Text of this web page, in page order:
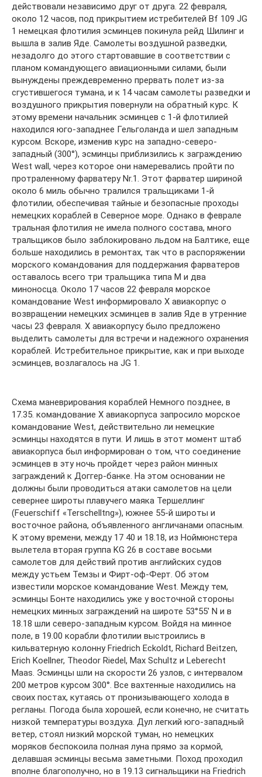
действовали независимо друг от друга. 22 февраля,
около 12 часов, под прикрытием истребителей Bf 109 JG
1 немецкая флотилия эсминцев покинула рейд Шилинг и
вышла в залив Яде. Самолеты воздушной разведки,
незадолго до этого стартовавшие в соответствии с
планом командующего авиационными силами, были
вынуждены преждевременно прервать полет из-за
сгустившегося тумана, и к 14 часам самолеты разведки и
воздушного прикрытия повернули на обратный курс. К
этому времени начальник эсминцев с 1-й флотилией
находился юго-западнее Гельголанда и шел западным
курсом. Вскоре, изменив курс на западно-северо-
западный (300°), эсминцы приблизились к заграждению
West wall, через которое они намеревались пройти по
протраленному фарватеру Nr.1. Этот фарватер шириной
около 6 миль обычно тралился тральщиками 1-й
флотилии, обеспечивая тайные и безопасные проходы
немецких кораблей в Северное море. Однако в феврале
тральная флотилия не имела полного состава, много
тральщиков было заблокировано льдом на Балтике, еще
больше находились в ремонтах, так что в распоряжении
морского командования для поддержания фарватеров
оставалось всего три тральщика типа М и два
миноносца. Около 17 часов 22 февраля морское
командование West информировало Х авиакорпус о
возвращении немецких эсминцев в залив Яде в утренние
часы 23 февраля. Х авиакорпусу было предложено
выделить самолеты для встречи и надежного охранения
кораблей. Истребительное прикрытие, как и при выходе
эсминцев, возлагалось на JG 1.
Схема маневрирования кораблей Немного позднее, в
17.35. командование Х авиакорпуса запросило морское
командование West, действительно ли немецкие
эсминцы находятся в пути. И лишь в этот момент штаб
авиакорпуса был информирован о том, что соединение
эсминцев в эту ночь пройдет через район минных
заграждений к Доггер-банке. На этом основании не
должны были проводиться атаки самолетов на цели
севернее широты плавучего маяка Тершеллинг
(Feuerschiff «Terschelltng»), южнее 55-й широты и
восточное района, объявленного англичанами опасным.
К этому времени, между 17 40 и 18.18, из Ноймюнстера
вылетела вторая группа KG 26 в составе восьми
самолетов для действий против английских судов
между устьем Темзы и Фирт-оф-Ферт. Об этом
известили морское командование West. Между тем,
эсминцы Бонте находились уже у восточной стороны
немецких минных заграждений на широте 53°55′ N и в
18.18 шли северо-западным курсом. Войдя на минное
поле, в 19.00 корабли флотилии выстроились в
кильватерную колонну Friedrich Eckoldt, Richard Beitzen,
Erich Koellner, Theodor Riedel, Max Schultz и Leberecht
Maas. Эсминцы шли на скорости 26 узлов, с интервалом
200 метров курсом 300°. Все вахтенные находились на
своих постах, кутаясь от пронизывающего холода в
регланы. Погода была хорошей, если конечно, не считать
низкой температуры воздуха. Дул легкий юго-западный
ветер, стоял низкий морской туман, но немецких
моряков беспокоила полная луна прямо за кормой,
делавшая эсминцы весьма заметными. Поход проходил
вполне благополучно, но в 19.13 сигнальщики на Friedrich